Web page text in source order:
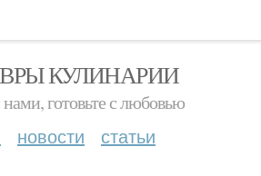
КУЛИНАРИИ
нами, готовьте с любовью
новости статьи